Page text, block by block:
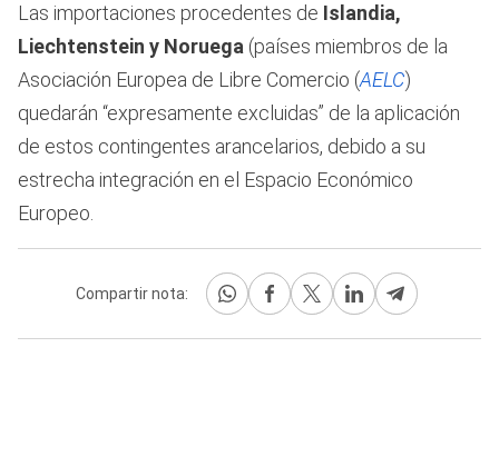
Las importaciones procedentes de Islandia,
Liechtenstein y Noruega (países miembros de la
Asociación Europea de Libre Comercio (AELC)
quedarán “expresamente excluidas” de la aplicación
de estos contingentes arancelarios, debido a su
estrecha integración en el Espacio Económico
Europeo.
Compartir nota: